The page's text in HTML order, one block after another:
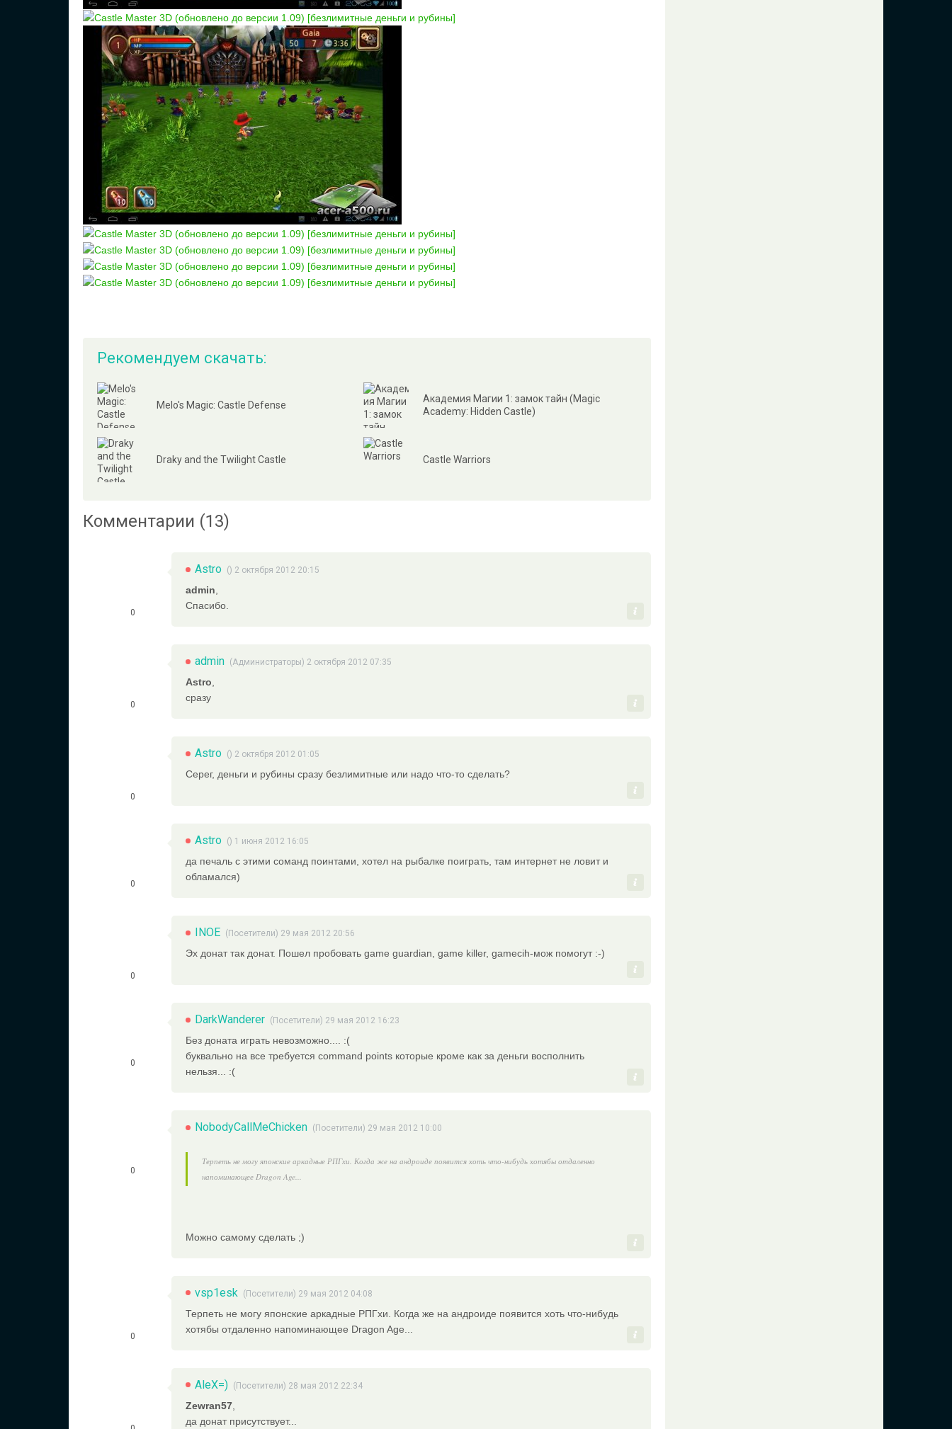
Рекомендуем скачать:
Melo's Magic: Castle Defense
Академия Магии 1: замок тайн (Magic
Academy: Hidden Castle)
Draky and the Twilight Castle Castle Warriors
Комментарии (13)
0
Astro () 2 октября 2012 20:15
admin,
Спасибо.
0
admin (Администраторы) 2 октября 2012 07:35
Astro,
сразу
0
Astro () 2 октября 2012 01:05
Серег, деньги и рубины сразу безлимитные или надо что-то сделать?
0
Astro () 1 июня 2012 16:05
да печаль с этими соманд поинтами, хотел на рыбалке поиграть, там интернет не ловит и
обламался)
0
INOE (Посетители) 29 мая 2012 20:56
Эх донат так донат. Пошел пробовать game guardian, game killer, gamecih-мож помогут :-)
0
DarkWanderer (Посетители) 29 мая 2012 16:23
Без доната играть невозможно.... :(
буквально на все требуется command points которые кроме как за деньги восполнить
нельзя... :(
0
NobodyCallMeChicken (Посетители) 29 мая 2012 10:00
Терпеть не могу японские аркадные РПГхи. Когда же на андроиде появится хоть что-нибудь хотябы отдаленно
напоминающее Dragon Age...
Можно самому сделать ;)
0
vsp1esk (Посетители) 29 мая 2012 04:08
Терпеть не могу японские аркадные РПГхи. Когда же на андроиде появится хоть что-нибудь
хотябы отдаленно напоминающее Dragon Age...
AleX=) (Посетители) 28 мая 2012 22:34
Zewran57
да донат присутствует...